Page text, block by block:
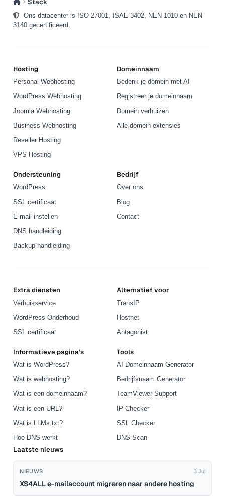
Ons datacenter is ISO 27001, ISAE 3402, NEN 1010 en NEN
3140 gecertificeerd.
Hosting
Personal Webhosting
WordPress Webhosting
Joomla Webhosting
Business Webhosting
Reseller Hosting
VPS Hosting
Domeinnaam
Bedenk je domein met AI
Registreer je domeinnaam
Domein verhuizen
Alle domein extensies
Ondersteuning
WordPress
SSL certificaat
E-mail instellen
DNS handleiding
Backup handleiding
Bedrijf
Over ons
Blog
Contact
Extra diensten
Verhuisservice
WordPress Onderhoud
SSL certificaat
Alternatief voor
TransIP
Hostnet
Antagonist
Informatieve pagina's
Wat is WordPress?
Wat is webhosting?
Wat is een domeinnaam?
Wat is een URL?
Wat is LLMs.txt?
Hoe DNS werkt
Tools
AI Domeinnaam Generator
Bedrijfsnaam Generator
TeamViewer Support
IP Checker
SSL Checker
DNS Scan
Laatste nieuws
NIEUWS 3 Jul
XS4ALL e-mailaccount migreren naar andere hosting